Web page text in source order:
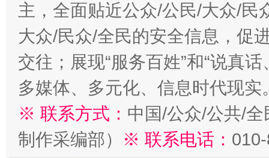
主，全面贴近公众/公民/大众/民
大众/民众/全民的安全信息，促
交往；展现“服务百姓”和“说真
多媒体、多元化、信息时代现实
※ 联系方式： 中国/公众/公共/
制作采编部）
※ 联系电话：